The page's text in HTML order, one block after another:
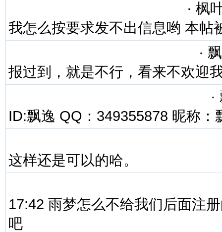
· 枫
我怎么按要求发不出信息哟 本帖
·
报过到，就是不行，看来不欢迎
·
ID:飘逸 QQ：349355878 昵称：
这样还是可以的哈。
17:42 雨梦怎么不给我们后面注
吧